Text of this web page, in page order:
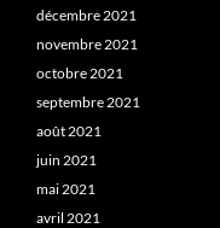
décembre 2021
novembre 2021
octobre 2021
septembre 2021
août 2021
juin 2021
mai 2021
avril 2021